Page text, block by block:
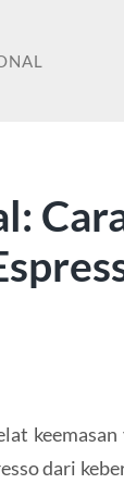
dari